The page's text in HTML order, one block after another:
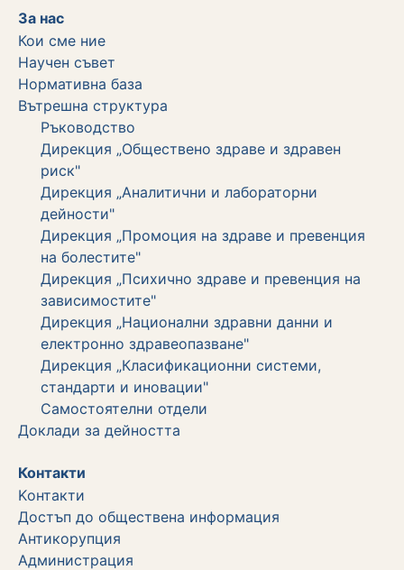
За нас
Кои сме ние
Научен съвет
Нормативна база
Вътрешна структура
Ръководство
Дирекция „Обществено здраве и здравен
риск"
Дирекция „Аналитични и лабораторни
дейности"
Дирекция „Промоция на здраве и превенция
на болестите"
Дирекция „Психично здраве и превенция на
зависимостите"
Дирекция „Национални здравни данни и
електронно здравеопазване"
Дирекция „Класификационни системи,
стандарти и иновации"
Самостоятелни отдели
Дoклади за дейността
Контакти
Kонтакти
Достъп до обществена информация
Aнтикорупция
Администрация